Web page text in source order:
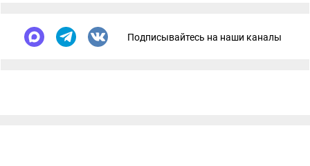
Подписывайтесь на наши каналы